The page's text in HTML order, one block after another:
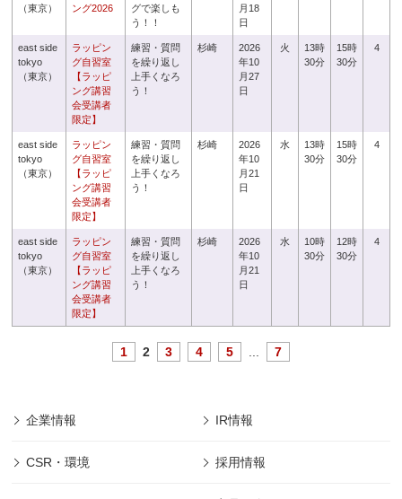
（東京）
ング2026
グで楽しも
う！！
月18
日
east side
tokyo
（東京）
ラッピン
グ自習室
【ラッピ
ング講習
会受講者
限定】
練習・質問
を繰り返し
上手くなろ
う！
杉崎
2026
年10
月27
日
火
13時
30分
15時
30分
4
east side
tokyo
（東京）
ラッピン
グ自習室
【ラッピ
ング講習
会受講者
限定】
練習・質問
を繰り返し
上手くなろ
う！
杉崎
2026
年10
月21
日
水
13時
30分
15時
30分
4
east side
tokyo
（東京）
ラッピン
グ自習室
【ラッピ
ング講習
会受講者
限定】
練習・質問
を繰り返し
上手くなろ
う！
杉崎
2026
年10
月21
日
水
10時
30分
12時
30分
4
1 2 3 4 5 7
企業情報 IR情報
CSR・環境 採用情報